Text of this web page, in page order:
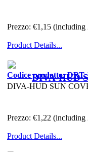
Prezzo: €1,15 (including
Product Details...
DIVA-HUD
Codice prodotto:
DIVA-HUD SUN
Prezzo: €1,22 (including
Product Details...